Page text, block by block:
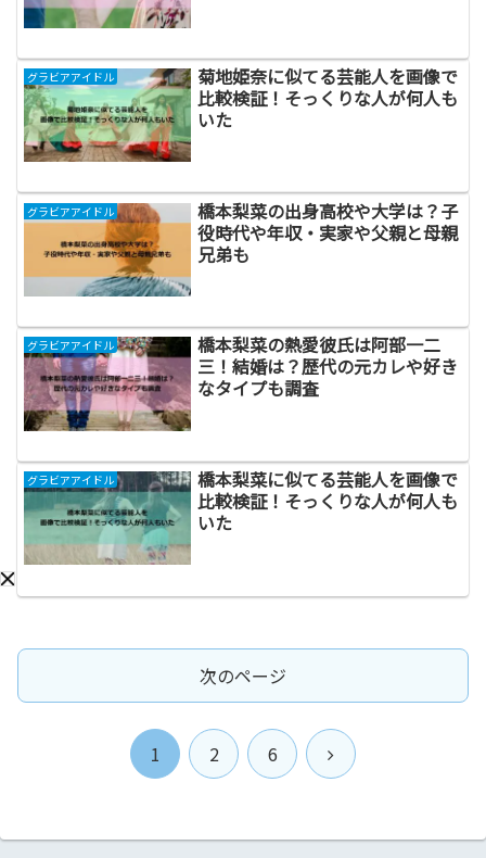
グラビアアイドル
菊地姫奈に似てる芸能人を画像で
比較検証！そっくりな人が何人も
いた
グラビアアイドル
橋本梨菜の出身高校や大学は？子
役時代や年収・実家や父親と母親
兄弟も
グラビアアイドル
橋本梨菜の熱愛彼氏は阿部一二
三！結婚は？歴代の元カレや好き
なタイプも調査
グラビアアイドル
橋本梨菜に似てる芸能人を画像で
比較検証！そっくりな人が何人も
いた
次のページ
1 2 6
次